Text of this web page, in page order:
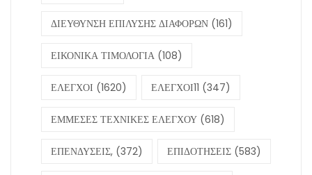
ΔΙΕΥΘΥΝΣΗ ΕΠΙΛΥΣΗΣ ΔΙΑΦΟΡΩΝ (161)
ΕΙΚΟΝΙΚΑ ΤΙΜΟΛΟΓΙΑ (108)
ΕΛΕΓΧΟΙ (1620) ΕΛΕΓΧΟΙ11 (347)
ΕΜΜΕΣΕΣ ΤΕΧΝΙΚΕΣ ΕΛΕΓΧΟΥ (618)
ΕΠΕΝΔΥΣΕΙΣ, (372) ΕΠΙΔΟΤΗΣΕΙΣ (583)